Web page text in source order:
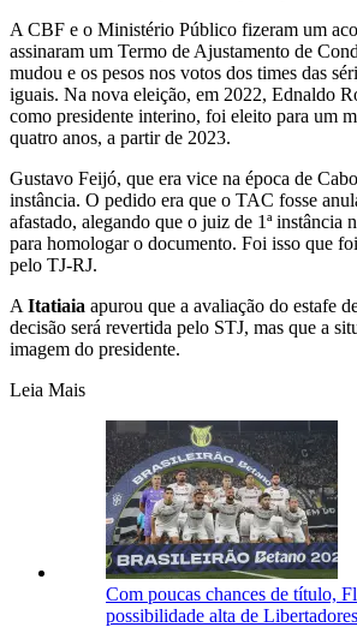
A CBF e o Ministério Público fizeram um
assinaram um Termo de Ajustamento de
mudou e os pesos nos votos dos times das
iguais. Na nova eleição, em 2022, Ednaldo
como presidente interino, foi eleito para um
quatro anos, a partir de 2023.
Gustavo Feijó, que era vice na época de
instância. O pedido era que o TAC fosse
afastado, alegando que o juiz de 1ª instância
para homologar o documento. Foi isso que
pelo TJ-RJ.
A Itatiaia apurou que a avaliação do estafe
decisão será revertida pelo STJ, mas que a
imagem do presidente.
Leia Mais
Com poucas chances de título,
possibilidade alta de Libertadores